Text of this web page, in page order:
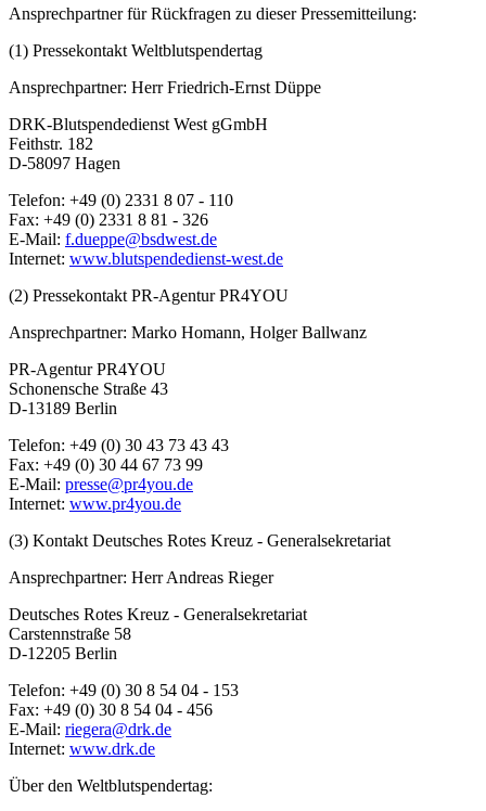
Ansprechpartner für Rückfragen zu dieser Pressemitteilung:
(1) Pressekontakt Weltblutspendertag
Ansprechpartner: Herr Friedrich-Ernst Düppe
DRK-Blutspendedienst West gGmbH
Feithstr. 182
D-58097 Hagen
Telefon: +49 (0) 2331 8 07 - 110
Fax: +49 (0) 2331 8 81 - 326
E-Mail: f.dueppe@bsdwest.de
Internet: www.blutspendedienst-west.de
(2) Pressekontakt PR-Agentur PR4YOU
Ansprechpartner: Marko Homann, Holger Ballwanz
PR-Agentur PR4YOU
Schonensche Straße 43
D-13189 Berlin
Telefon: +49 (0) 30 43 73 43 43
Fax: +49 (0) 30 44 67 73 99
E-Mail: presse@pr4you.de
Internet: www.pr4you.de
(3) Kontakt Deutsches Rotes Kreuz - Generalsekretariat
Ansprechpartner: Herr Andreas Rieger
Deutsches Rotes Kreuz - Generalsekretariat
Carstennstraße 58
D-12205 Berlin
Telefon: +49 (0) 30 8 54 04 - 153
Fax: +49 (0) 30 8 54 04 - 456
E-Mail: riegera@drk.de
Internet: www.drk.de
Über den Weltblutspendertag: